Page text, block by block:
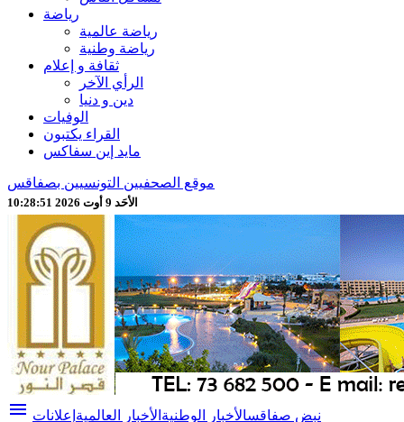
رياضة
رياضة عالمية
رياضة وطنية
ثقافة و إعلام
الرأي الآخر
دين و دنيا
الوفيات
القراء يكتبون
مايد إين سفاكس
موقع الصحفيين التونسيين بصفاقس
الأحَد 9 أوت 2026 10:28:53
menu نبض صفاقسالأخبار الوطنية الأخبار العالمية إعلانات